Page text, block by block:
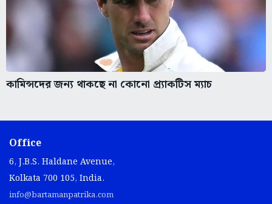
কামিন্সদের জন্য থাকছে না কোনো প্র্যাকটিস ম্যাচ
Office
6, J.B.S. Haldane Avenue,
Kolkata 700 105, India.
info@bartamanpatrika.com